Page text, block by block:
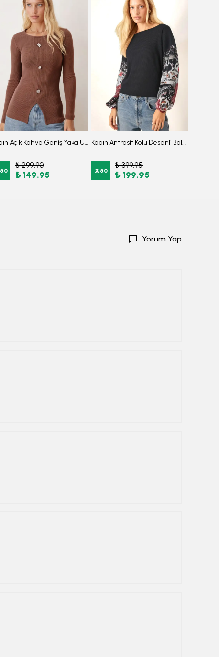
Kadın Açık Kahve Geniş Yaka Uzun Kollu Önden Yırtmaçlı Düğmeli Bluz ARM-26K001008
50
₺ 299.90
₺ 149.95
Kadın Antrasit Kolu Desenli Balonlu Triko Kazak ARM-20K081001
%50
₺ 399.95
₺ 199.95
Yorum Yap